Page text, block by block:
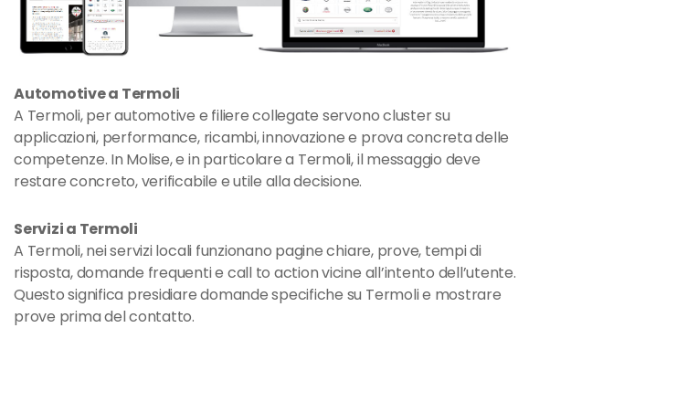
Automotive a Termoli
A Termoli, per automotive e filiere collegate servono cluster su
applicazioni, performance, ricambi, innovazione e prova concreta delle
competenze. In Molise, e in particolare a Termoli, il messaggio deve
restare concreto, verificabile e utile alla decisione.
Servizi a Termoli
A Termoli, nei servizi locali funzionano pagine chiare, prove, tempi di
risposta, domande frequenti e call to action vicine all’intento dell’utente.
Questo significa presidiare domande specifiche su Termoli e mostrare
prove prima del contatto.